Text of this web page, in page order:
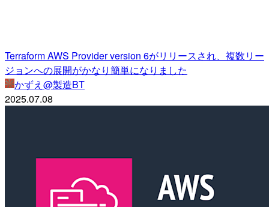
Terraform AWS Provider version 6がリリースされ、複数リー
ジョンへの展開がかなり簡単になりました
かずえ@製造BT
2025.07.08